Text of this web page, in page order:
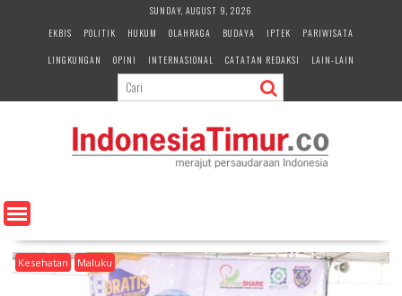
e
n
SUNDAY, AUGUST 9, 2026
EKBIS
POLITIK HUKUM OLAHRAGA BUDAYA IPTEK
PARIWISATA
LINGKUNGAN
OPINI INTERNASIONAL CATATAN REDAKSI LAIN-LAIN
Kesehatan Maluku